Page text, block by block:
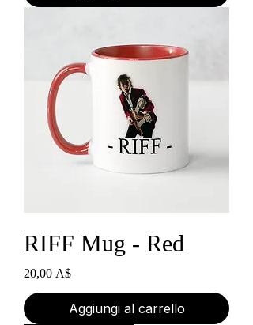
RIFF Mug - Red
Prezzo
20,00 A$
Aggiungi al carrello